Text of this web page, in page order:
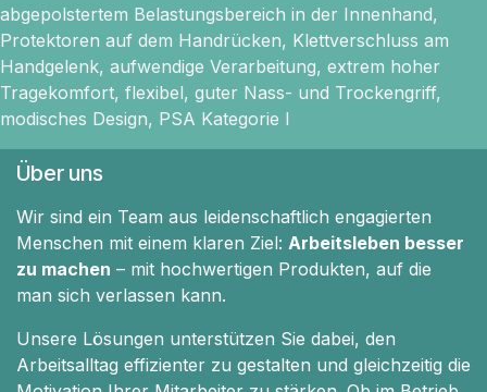
abgepolstertem Belastungsbereich in der Innenhand,
Protektoren auf dem Handrücken, Klettverschluss am
Handgelenk, aufwendige Verarbeitung, extrem hoher
Tragekomfort, flexibel, guter Nass- und Trockengriff,
modisches Design, PSA Kategorie I
Über uns
Wir sind ein Team aus leidenschaftlich engagierten
Menschen mit einem klaren Ziel: Arbeitsleben besser
zu machen – mit hochwertigen Produkten, auf die
man sich verlassen kann.
Unsere Lösungen unterstützen Sie dabei, den
Arbeitsalltag effizienter zu gestalten und gleichzeitig die